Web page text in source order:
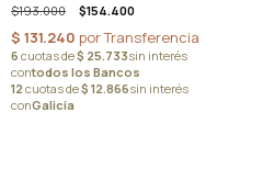
$193.000 $154.400